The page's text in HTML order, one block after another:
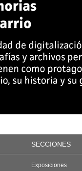
SECCIONES
Exposiciones